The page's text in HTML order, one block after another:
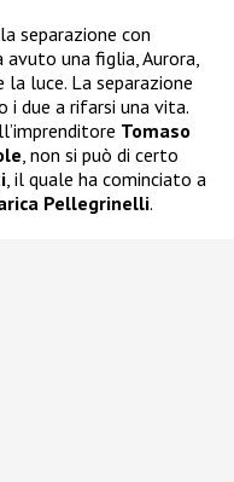
separazione con
avuto una figlia, Aurora,
luce. La separazione
i due a rifarsi una vita.
Tomaso
, non si può di certo
, il quale ha cominciato a
Pellegrinelli.